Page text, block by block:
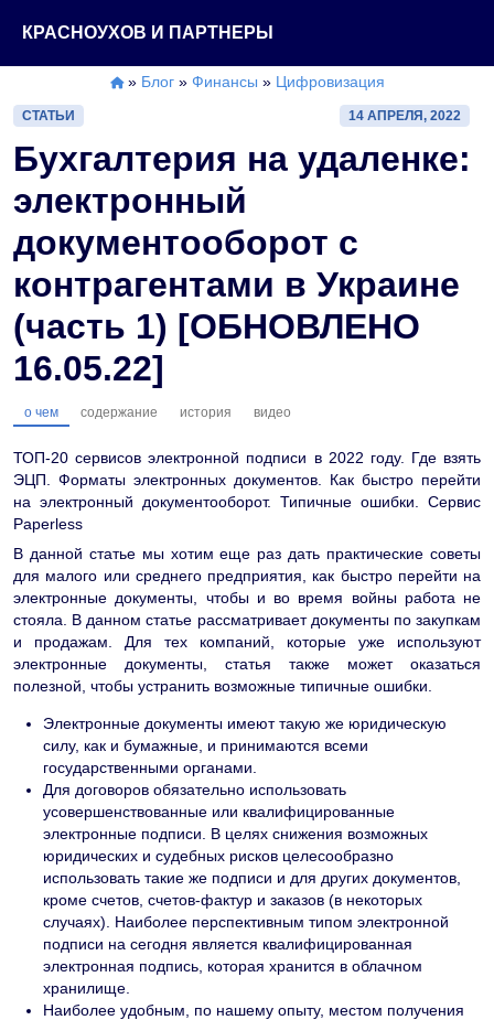
содержимому
КРАСНОУХОВ И ПАРТНЕРЫ
» Блог» Финансы » Цифровизация
СТАТЬИ 14 АПРЕЛЯ, 2022
Бухгалтерия на удаленке:
электронный
документооборот с
контрагентами в Украине
(часть 1) [ОБНОВЛЕНО
16.05.22]
о чем содержание история видео
ТОП-20 сервисов электронной подписи в 2022 году. Где взять
ЭЦП. Форматы электронных документов. Как быстро перейти
на электронный документооборот. Типичные ошибки. Сервис
Paperless
В данной статье мы хотим еще раз дать практические советы
для малого или среднего предприятия, как быстро перейти на
электронные документы, чтобы и во время войны работа не
стояла. В данном статье рассматривает документы по закупкам
и продажам. Для тех компаний, которые уже используют
электронные документы, статья также может оказаться
полезной, чтобы устранить возможные типичные ошибки.
Электронные документы имеют такую же юридическую
силу, как и бумажные, и принимаются всеми
государственными органами.
Для договоров обязательно использовать
усовершенствованные или квалифицированные
электронные подписи. В целях снижения возможных
юридических и судебных рисков целесообразно
использовать такие же подписи и для других документов,
кроме счетов, счетов-фактур и заказов (в некоторых
случаях). Наиболее перспективным типом электронной
подписи на сегодня является квалифицированная
электронная подпись, которая хранится в облачном
хранилище.
Наиболее удобным, по нашему опыту, местом получения